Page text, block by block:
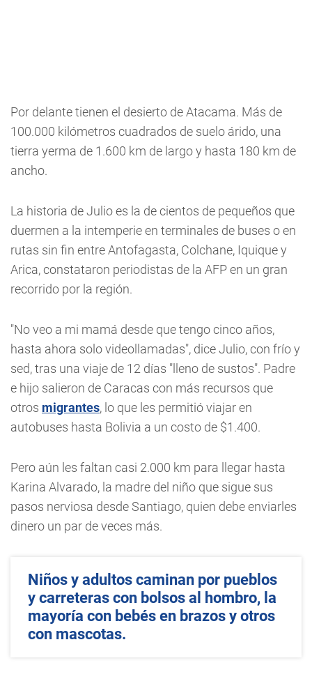
Por delante tienen el desierto de Atacama. Más de
100.000 kilómetros cuadrados de suelo árido, una
tierra yerma de 1.600 km de largo y hasta 180 km de
ancho.
La historia de Julio es la de cientos de pequeños que
duermen a la intemperie en terminales de buses o en
rutas sin fin entre Antofagasta, Colchane, Iquique y
Arica, constataron periodistas de la AFP en un gran
recorrido por la región.
"No veo a mi mamá desde que tengo cinco años,
hasta ahora solo videollamadas", dice Julio, con frío y
sed, tras una viaje de 12 días "lleno de sustos". Padre
e hijo salieron de Caracas con más recursos que
otros migrantes, lo que les permitió viajar en
autobuses hasta Bolivia a un costo de $1.400.
Pero aún les faltan casi 2.000 km para llegar hasta
Karina Alvarado, la madre del niño que sigue sus
pasos nerviosa desde Santiago, quien debe enviarles
dinero un par de veces más.
Niños y adultos caminan por pueblos
y carreteras con bolsos al hombro, la
mayoría con bebés en brazos y otros
con mascotas.